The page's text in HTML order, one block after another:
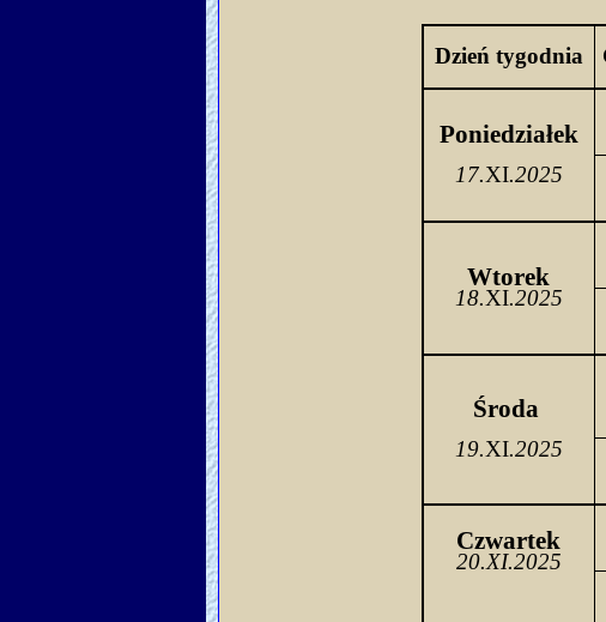
Dzień tygodnia
Poniedziałek
17.XI.2025
Wtorek
18.XI.2025
Środa
19.XI.2025
Czwartek
20.XI.2025